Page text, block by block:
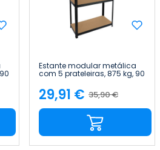
Estante modular metálica
com 5 prateleiras, 875 kg, 90
x 40 x 180 cm Thinia Home
Preço
normal
35,90 €
Preço
29,91 €